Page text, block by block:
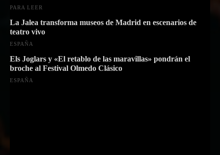
PARA LEER
La Jalea transforma museos de Madrid en escenarios de
teatro vivo
ESPAÑA
Els Joglars y «El retablo de las maravillas» pondrán el
broche al Festival Olmedo Clásico
ESPAÑA